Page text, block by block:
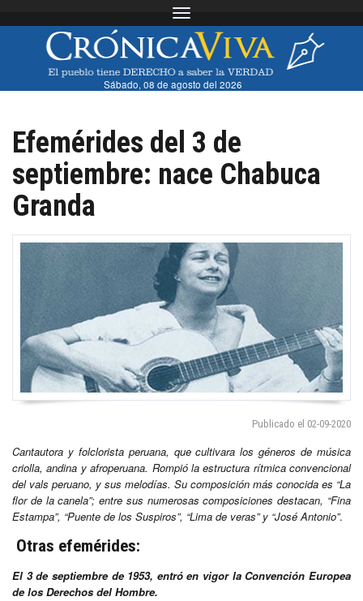
Toggle navigation
Sábado, 08 de agosto del 2026
Efemérides del 3 de
septiembre: nace Chabuca
Granda
Publicado el 02-09-2020
Cantautora y folclorista peruana, que cultivara los géneros de música
criolla, andina y afroperuana. Rompió la estructura rítmica convencional
del vals peruano, y sus melodías. Su composición más conocida es “La
flor de la canela”; entre sus numerosas composiciones destacan, “Fina
Estampa”, “Puente de los Suspiros”, “Lima de veras” y “José Antonio”.
Otras efemérides:
El 3 de septiembre de 1953, entró en vigor la Convención Europea
de los Derechos del Hombre.